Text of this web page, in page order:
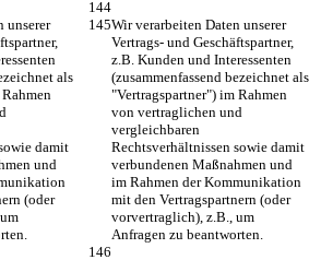
unserer
als
damit
und
(oder
Wir verarbeiten Daten unserer
Vertrags- und Geschäftspartner,
z.B. Kunden und Interessenten
(zusammenfassend bezeichnet als
"Vertragspartner") im Rahmen
von vertraglichen und
vergleichbaren
Rechtsverhältnissen sowie damit
verbundenen Maßnahmen und
im Rahmen der Kommunikation
mit den Vertragspartnern (oder
vorvertraglich), z.B., um
Anfragen zu beantworten.